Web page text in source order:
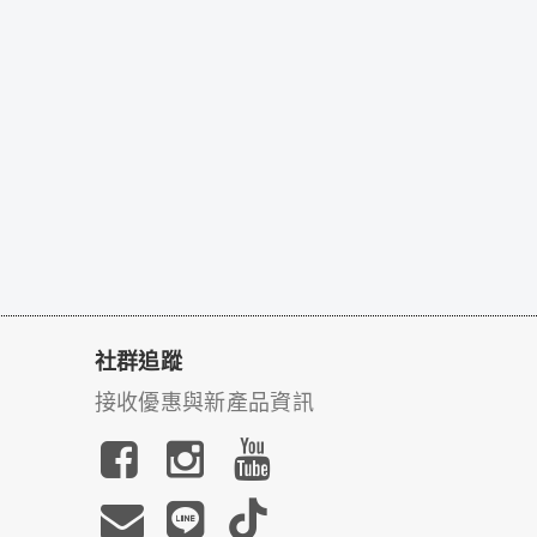
社群追蹤
接收優惠與新產品資訊